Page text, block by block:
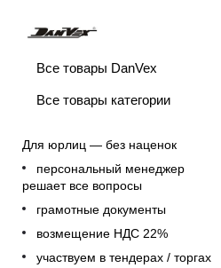
Все товары DanVex
Все товары категории
Для юрлиц — без наценок
персональный менеджер
решает все вопросы
грамотные документы
возмещение НДС 22%
участвуем в тендерах / торгах